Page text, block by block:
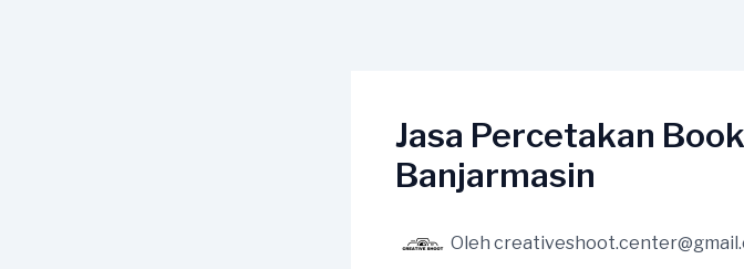
Jasa Percetakan
Banjarmasin
Oleh